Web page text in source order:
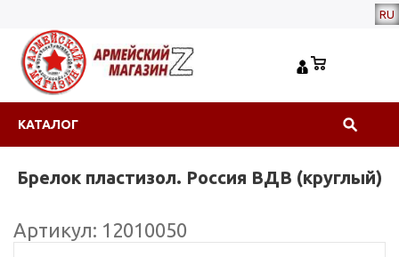
RU
КАТАЛОГ
Брелок пластизол. Россия ВДВ (круглый)
Артикул: 12010050